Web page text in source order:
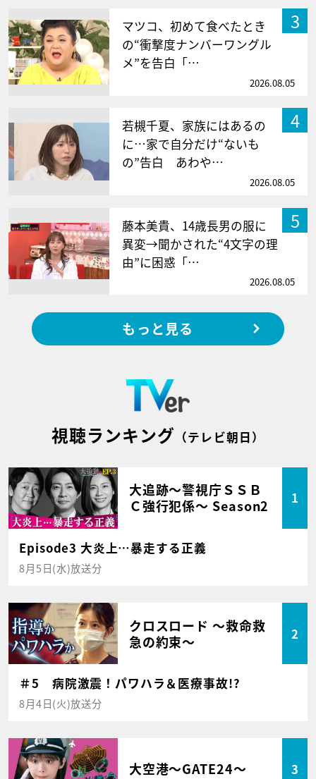
3
マツコ、初めて食べたとき
の“衝撃度ナンバーワングル
メ”を告白「…
2026.08.05
4
若槻千夏、家族にはあるの
に…家で自分だけ“ないも
の”告白 あわや…
2026.08.05
5
藤本美貴、14歳長男の服に
異変→聞かされた“4文字の理
由”に困惑「…
2026.08.05
もっと見る
視聴ランキング （テレビ朝日）
大追跡～警視庁ＳＳＢ
Ｃ強行犯係～ Season2
1
Episode3 大炎上…暴走する正義
8月5日(水)放送分
クロスロード ～救命救
急の約束～
2
＃5 病院激震！パワハラ＆医療事故!?
8月4日(火)放送分
大空港～GATE24～ 3